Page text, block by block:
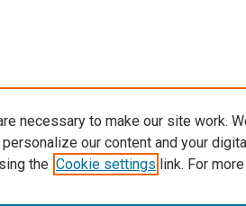
necessary to make our site work.
our content and your
the Cookie settings link. For